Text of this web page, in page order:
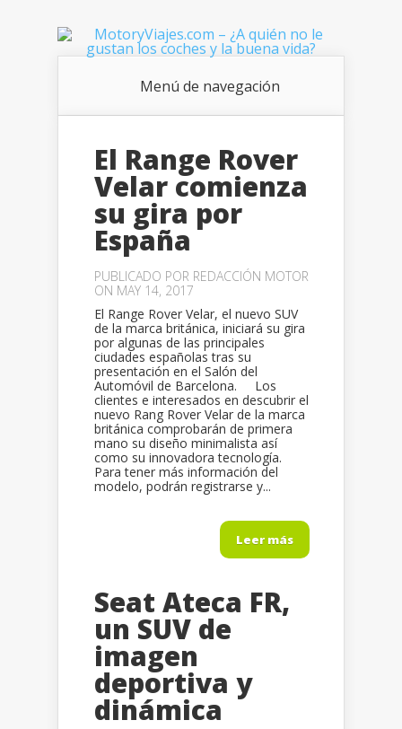
Menú de navegación
El Range Rover
Velar comienza
su gira por
España
PUBLICADO POR REDACCIÓN MOTOR
ON MAY 14, 2017
El Range Rover Velar, el nuevo SUV
de la marca británica, iniciará su gira
por algunas de las principales
ciudades españolas tras su
presentación en el Salón del
Automóvil de Barcelona. Los
clientes e interesados en descubrir el
nuevo Rang Rover Velar de la marca
británica comprobarán de primera
mano su diseño minimalista así
como su innovadora tecnología.
Para tener más información del
modelo, podrán registrarse y...
Leer más
Seat Ateca FR,
un SUV de
imagen
deportiva y
dinámica